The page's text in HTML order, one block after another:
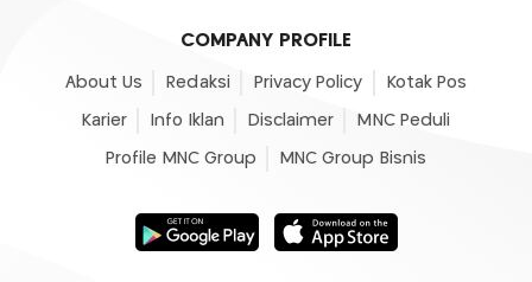
COMPANY PROFILE
About Us Redaksi Privacy Policy Kotak Pos
Karier Info Iklan Disclaimer MNC Peduli
Profile MNC Group MNC Group Bisnis